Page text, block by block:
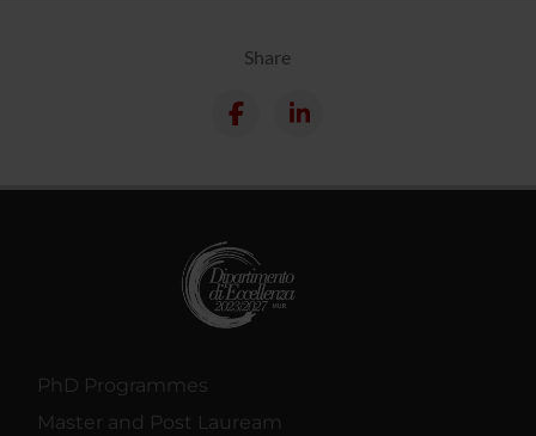
Share
PhD Programmes
Master and Post Lauream